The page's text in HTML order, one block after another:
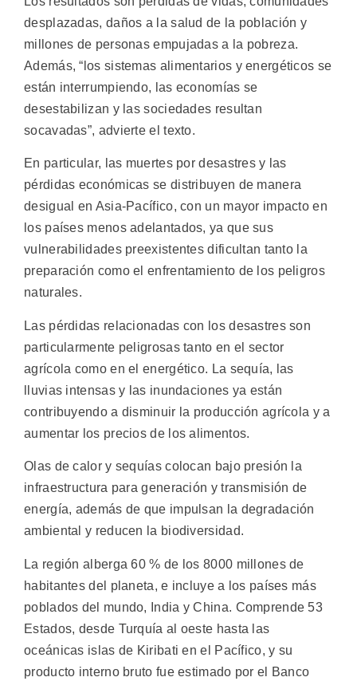
desplazadas, daños a la salud de la población y
millones de personas empujadas a la pobreza.
Además, “los sistemas alimentarios y energéticos se
están interrumpiendo, las economías se
desestabilizan y las sociedades resultan
socavadas”, advierte el texto.
En particular, las muertes por desastres y las
pérdidas económicas se distribuyen de manera
desigual en Asia-Pacífico, con un mayor impacto en
los países menos adelantados, ya que sus
vulnerabilidades preexistentes dificultan tanto la
preparación como el enfrentamiento de los peligros
naturales.
Las pérdidas relacionadas con los desastres son
particularmente peligrosas tanto en el sector
agrícola como en el energético. La sequía, las
lluvias intensas y las inundaciones ya están
contribuyendo a disminuir la producción agrícola y a
aumentar los precios de los alimentos.
Olas de calor y sequías colocan bajo presión la
infraestructura para generación y transmisión de
energía, además de que impulsan la degradación
ambiental y reducen la biodiversidad.
La región alberga 60 % de los 8000 millones de
habitantes del planeta, e incluye a los países más
poblados del mundo, India y China. Comprende 53
Estados, desde Turquía al oeste hasta las
oceánicas islas de Kiribati en el Pacífico, y su
producto interno bruto fue estimado por el Banco